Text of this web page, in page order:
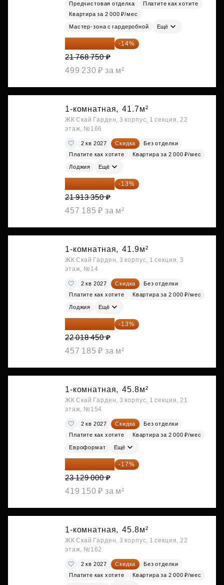
Предчистовая отделка
Платите как хотите
Квартира за 2 000 ₽/мес
Мастер-зона с гардеробной Ещё
18 721 125 ₽ -14%
21 768 750 ₽
499 230 ₽ за м²
1-комнатная, 41.7м²
ЖК Скай Гарден, 3 корпус, 1 секция, 22
этаж, №166
2 кв 2027 Скидка
Без отделки
Платите как хотите
Квартира за 2 000 ₽/мес
Лоджия Ещё
19 064 615 ₽ -13%
21 913 350 ₽
457 185 ₽ за м²
1-комнатная, 41.9м²
ЖК Скай Гарден, 3 корпус, 1 секция, 3
этаж, №14
2 кв 2027 Скидка
Без отделки
Платите как хотите
Квартира за 2 000 ₽/мес
Лоджия Ещё
19 156 052 ₽ -13%
22 018 450 ₽
457 185 ₽ за м²
1-комнатная, 45.8м²
ЖК Скай Гарден, 3 корпус, 1 секция, 21
этаж, №154
2 кв 2027 Скидка
Без отделки
Платите как хотите
Квартира за 2 000 ₽/мес
Евроформат Ещё
19 197 070 ₽ -17%
23 129 000 ₽
419 150 ₽ за м²
1-комнатная, 45.8м²
ЖК Скай Гарден, 3 корпус, 1 секция, 22
этаж, №162
2 кв 2027 Скидка
Без отделки
Платите как хотите
Квартира за 2 000 ₽/мес